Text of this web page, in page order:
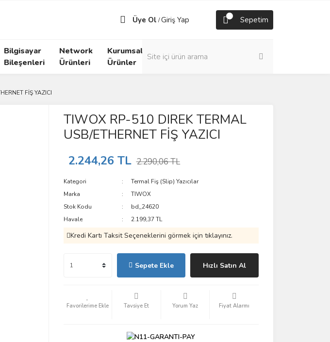
Üye Ol /Giriş Yap Sepetim
Bilgisayar
Bileşenleri
Network
Ürünleri
Kurumsal
Ürünler
FİŞ YAZICI
TIWOX RP-510 DIREK TERMAL
USB/ETHERNET FİŞ YAZICI
2.244,26 TL 2.290,06 TL
Kategori
Termal Fiş (Slip) Yazıcılar
Marka
TIWOX
Stok Kodu
bd_24620
Havale
2.199,37 TL
Kredi Kartı Taksit Seçeneklerini görmek için tıklayınız.
Sepete Ekle Hızlı Satın Al
Tavsiye Et Yorum Yaz Fiyat Alarmı